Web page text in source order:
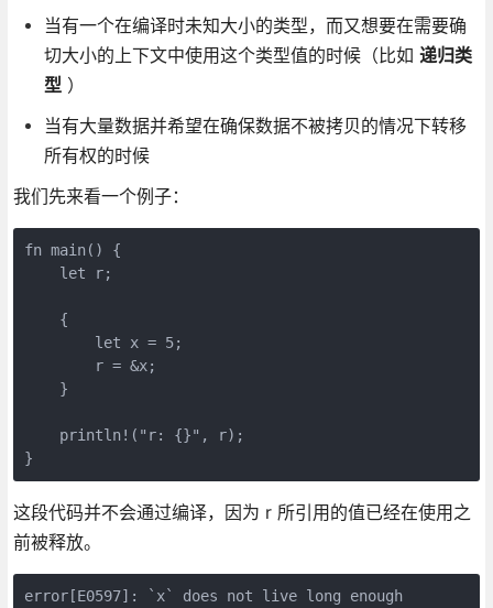
当有一个在编译时未知大小的类型，而又想要在需要确
切大小的上下文中使用这个类型值的时候（比如 递归类
型 ）
当有大量数据并希望在确保数据不被拷贝的情况下转移
所有权的时候
我们先来看一个例子：
fn main() {
    let r;
    {
        let x = 5;
        r = &x;
    }
    println!("r: {}", r);
}
这段代码并不会通过编译，因为 r 所引用的值已经在使用之
前被释放。
error[E0597]: `x` does not live long enough